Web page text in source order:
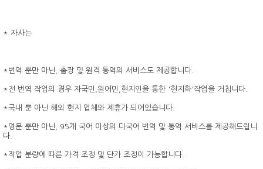
* 자사는
*번역 뿐만 아닌, 출장 및 원격 통역의 서비스도 제공합니다.
*전 번역 작업의 경우 자국민,원어민,현지인을 통한 '현지화'작업을 거칩니다.
*국내 뿐 아닌 해외 현지 업체와 제휴가 되어있습니다.
*영문 뿐만 아닌, 95개 국어 이상의 다국어 번역 및 통역 서비스를 제공해드립니
다.
*작업 분량에 따른 가격 조정 및 단가 조정이 가능합니다.